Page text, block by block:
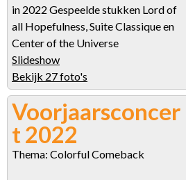
in 2022 Gespeelde stukken Lord of
all Hopefulness, Suite Classique en
Center of the Universe
Slideshow
Bekijk 27 foto's
Voorjaarsconcer
t 2022
Thema: Colorful Comeback